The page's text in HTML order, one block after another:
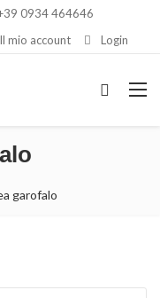
0934 464646
Il mio account Login
garofalo